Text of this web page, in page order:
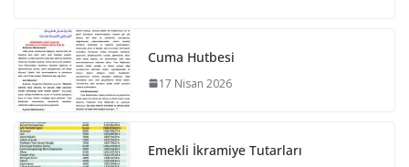
Cuma Hutbesi
17 Nisan 2026
Emekli İkramiye Tutarları